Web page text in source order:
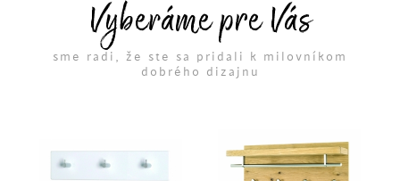
Vyberáme pre Vás
sme radi, že ste sa pridali k milovníkom
dobrého dizajnu